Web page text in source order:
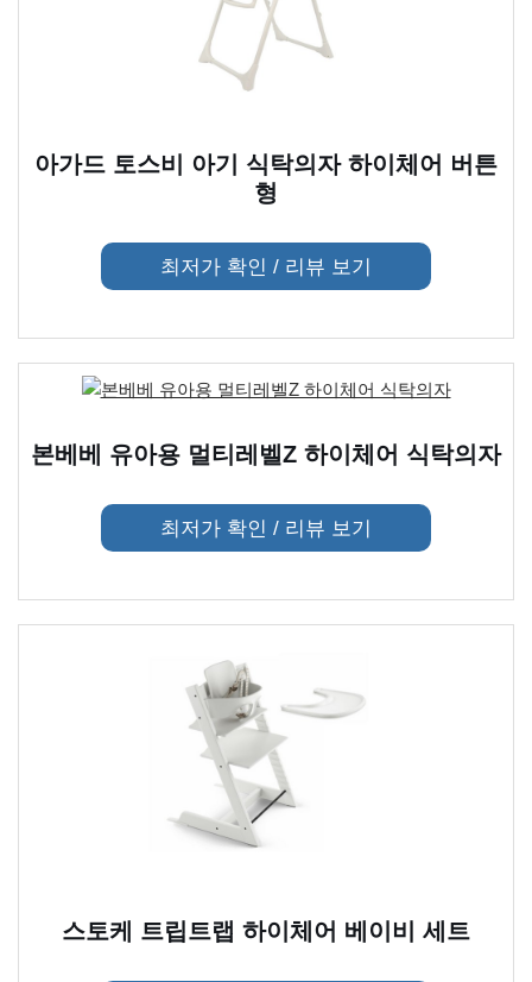
아가드 토스비 아기 식탁의자 하이체어 버튼
형
최저가 확인 / 리뷰 보기
본베베 유아용 멀티레벨Z 하이체어 식탁의자
최저가 확인 / 리뷰 보기
스토케 트립트랩 하이체어 베이비 세트